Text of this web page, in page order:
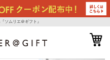
ソムリエ＠ギフト』